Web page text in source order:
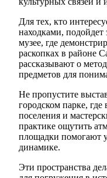
Для тех, кто
находками, подойдет
музее, где
раскопках в районе
рассказывают о
предметов для
Не пропустите
городском парке, где
поселения и
практике ощутить
площадки помогают
динамике.
Эти пространства